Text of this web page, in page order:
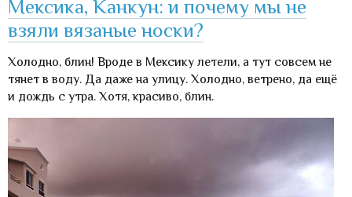
Мексика, Канкун: и почему мы не
взяли вязаные носки?
Холодно, блин! Вроде в Мексику летели, а тут совсем не
тянет в воду. Да даже на улицу. Холодно, ветрено, да ещё
и дождь с утра. Хотя, красиво, блин.